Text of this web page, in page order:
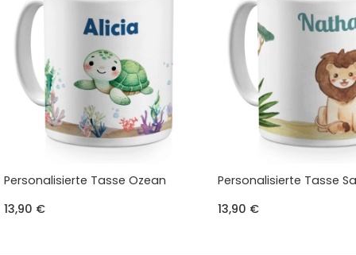
Personalisierte Tasse Ozean
13,90 €
Personalisierte Tasse
13,90 €